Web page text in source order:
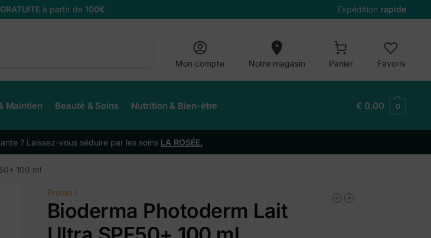
GRATUITE à partir de 100€ Expédition rapide
Mon compte Notre magasin Panier Favoris
Maintien Beauté & Soins Nutrition & Bien-être € 0,00 0
? Laissez-vous séduire par les soins LA ROSÉE.
100 ml
Promo !
Bioderma Photoderm Lait